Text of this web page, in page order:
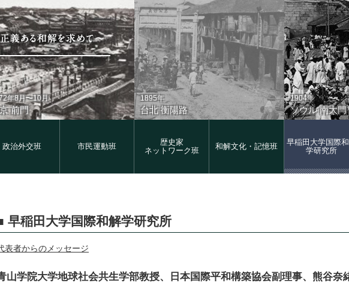
年8月〜10月
前門
京 前門
1895年
台北 衡陽路
1930年代
台北 衡陽路
1904年
ソウル 南大門
政治外交班 市民運動班
歴史家
ネットワーク班
和解文化・記憶班
早稲田大学国際
学研究所
早稲田大学国際和解学研究所
表者からのメッセージ
山学院大学地球社会共生学部教授、日本国際平和構築協会副理事、熊谷奈